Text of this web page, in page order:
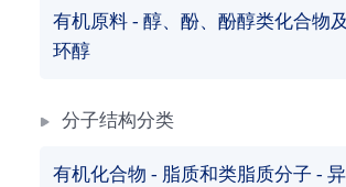
有机原料 - 醇、酚、酚醇类化合物
环醇
分子结构分类
有机化合物 - 脂质和类脂质分子 -